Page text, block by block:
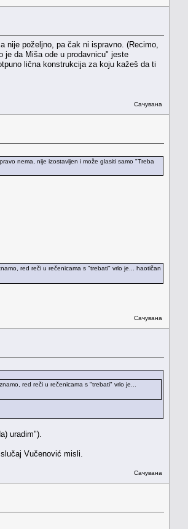
poželjno, pa čak ni ispravno. (Recimo,
je da Miša ode u prodavnicu" jeste
lična konstrukcija za koju kažeš da ti
Сачувана
nema, nije izostavljen i može glasiti samo "Treba
red reči u rečenicama s "trebati" vrlo je... haotičan
Сачувана
red reči u rečenicama s "trebati" vrlo je...
uradim").
Vučenović misli.
Сачувана